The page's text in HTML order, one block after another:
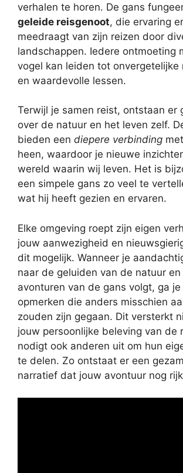
verhalen te horen. De gans
geleide reisgenoot, die ervaring
meedraagt van zijn reizen door
landschappen. Iedere ontmoeting
vogel kan leiden tot onvergetelijke
en waardevolle lessen.
Terwijl je samen reist, ontstaan er
over de natuur en het leven zelf.
bieden een diepere verbinding
heen, waardoor je nieuwe
wereld waarin wij leven. Het is
een simpele gans zo veel te
wat hij heeft gezien en ervaren.
Elke omgeving roept zijn eigen
jouw aanwezigheid en
dit mogelijk. Wanneer je
naar de geluiden van de natuur en
avonturen van de gans volgt, ga
opmerken die anders misschien
zouden zijn gegaan. Dit versterkt
jouw persoonlijke beleving van de
nodigt ook anderen uit om hun
te delen. Zo ontstaat er een
narratief dat jouw avontuur nog